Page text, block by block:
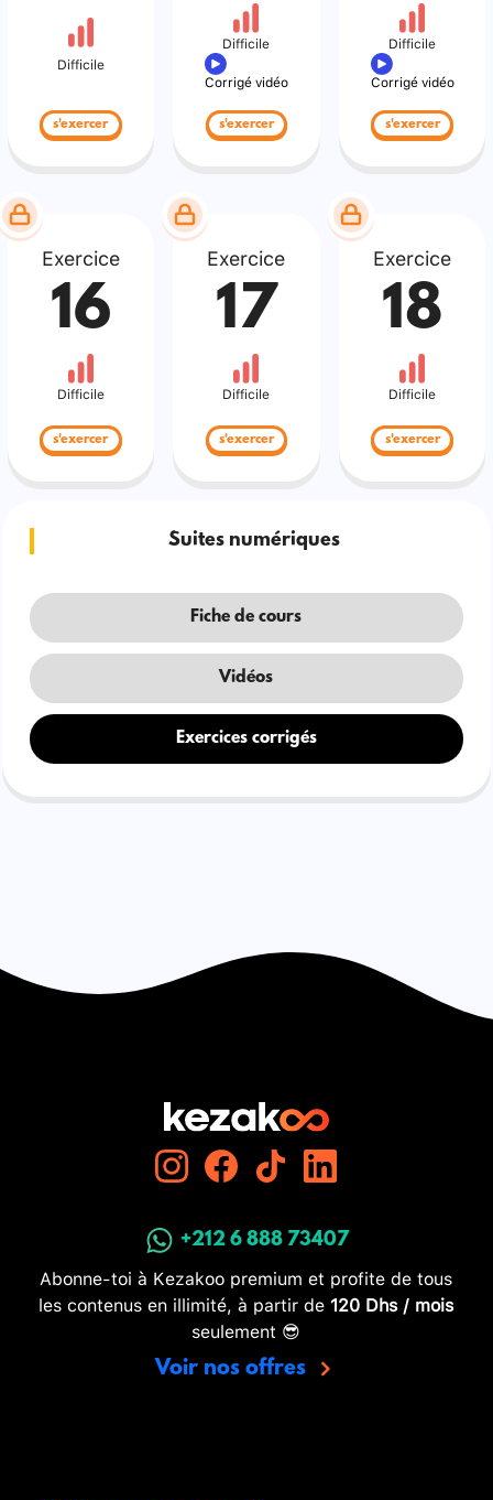
Difficile
s'exercer
Difficile
Corrigé vidéo
s'exercer
Difficile
Corrigé vidéo
s'exercer
Exercice
16
Difficile
s'exercer
Exercice
17
Difficile
s'exercer
Exercice
18
Difficile
s'exercer
Suites numériques
Fiche de cours
Vidéos
Exercices corrigés
+212 6 888 73407
Abonne-toi à Kezakoo premium et profite de tous
les contenus en illimité, à partir de 120 Dhs / mois
seulement 😎
Voir nos offres